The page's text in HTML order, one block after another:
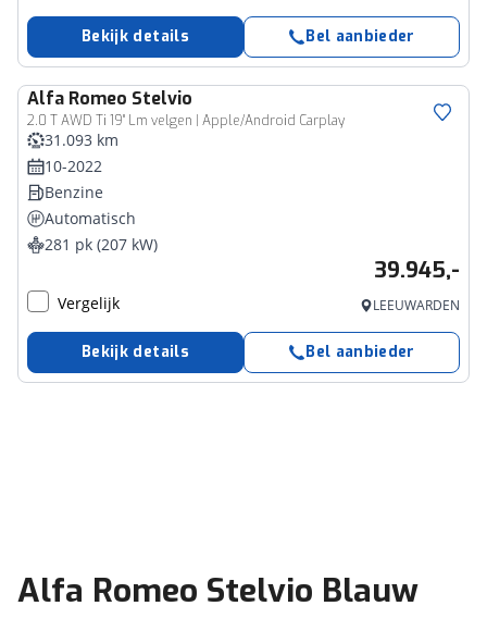
Bekijk details Bel aanbieder
Alfa Romeo Stelvio
2.0 T AWD Ti 19'' Lm velgen | Apple/Android Carplay
31.093 km
10-2022
Benzine
Automatisch
281 pk (207 kW)
39.945,-
Vergelijk LEEUWARDEN
Bekijk details Bel aanbieder
Alfa Romeo Stelvio Blauw